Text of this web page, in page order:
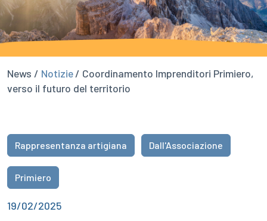
News / Notizie/ Coordinamento Imprenditori Primiero,
verso il futuro del territorio
Rappresentanza artigiana Dall'Associazione
Primiero
19/02/2025